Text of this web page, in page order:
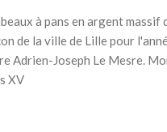
à pans en argent massif
de la ville de Lille pour
Adrien-Joseph Le Mesre.
XV